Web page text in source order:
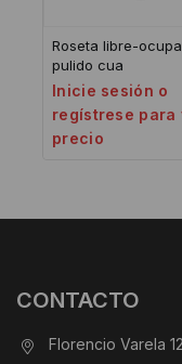
Roseta libre-
pulido cua
Inicie sesión o
regístrese para
precio
CONTACTO
Florencio Varela